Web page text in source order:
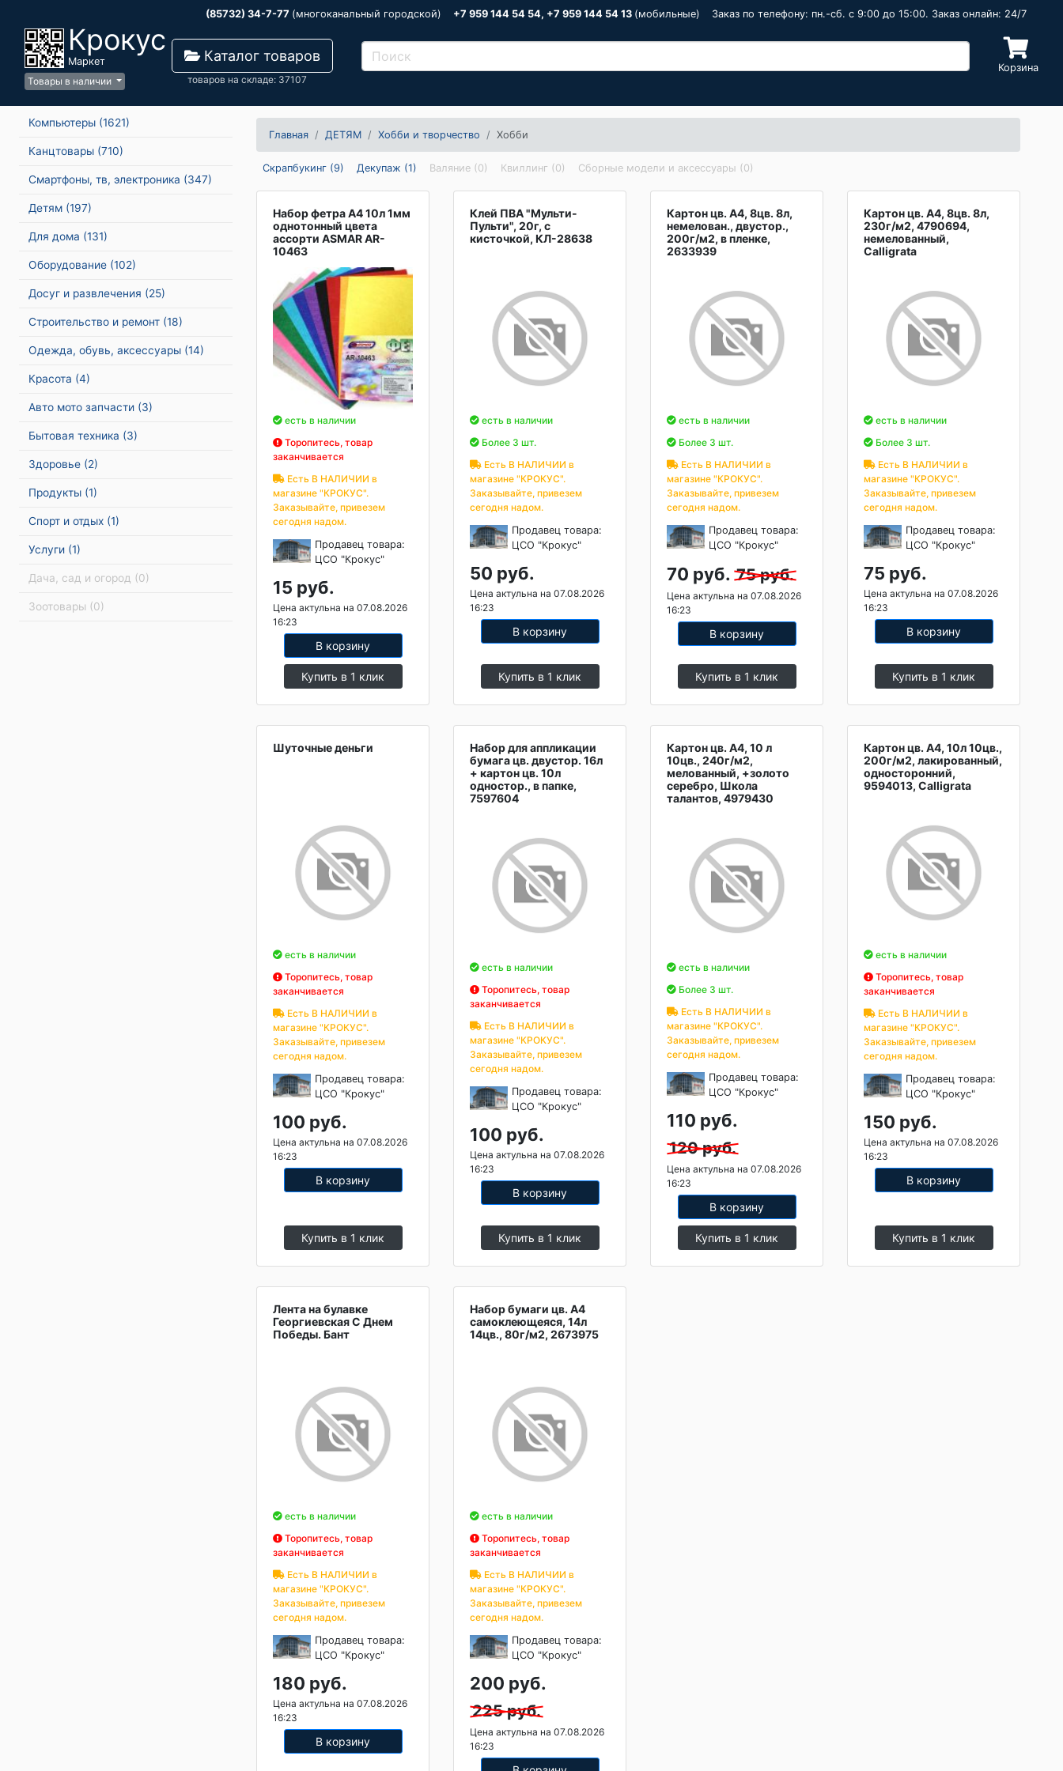
(85732) 34-7-77 (многоканальный городской) +7 959 144 54 54, +7 959 144 54 13 (мобильные) Заказ по телефону: пн.-сб. c 9:00 до 15:00. Заказ онлайн: 24/7
Крокус
Маркет
Товары в наличии
Каталог товаров
товаров на складе: 37107
Корзина
Компьютеры (1621)
Канцтовары (710)
Смартфоны, тв, электроника (347)
Детям (197)
Для дома (131)
Оборудование (102)
Досуг и развлечения (25)
Строительство и ремонт (18)
Одежда, обувь, аксессуары (14)
Красота (4)
Авто мото запчасти (3)
Бытовая техника (3)
Здоровье (2)
Продукты (1)
Спорт и отдых (1)
Услуги (1)
Дача, сад и огород (0)
Зоотовары (0)
Главная ДЕТЯМ Хобби и творчество Хобби
Скрапбукинг (9) Декупаж (1) Валяние (0) Квиллинг (0) Сборные модели и аксессуары (0)
Набор фетра А4 10л 1мм
однотонный цвета
ассорти ASMAR AR-
10463
есть в наличии
Торопитесь, товар
заканчивается
Есть В НАЛИЧИИ в
магазине "КРОКУС".
Заказывайте, привезем
сегодня надом.
Продавец товара:
ЦСО "Крокус"
15 руб.
Цена актульна на 07.08.2026
16:23
В корзину
Купить в 1 клик
Клей ПВА "Мульти-
Пульти", 20г, с
кисточкой, КЛ-28638
есть в наличии
Более 3 шт.
Есть В НАЛИЧИИ в
магазине "КРОКУС".
Заказывайте, привезем
сегодня надом.
Продавец товара:
ЦСО "Крокус"
50 руб.
Цена актульна на 07.08.2026
16:23
В корзину
Купить в 1 клик
Картон цв. А4, 8цв. 8л,
немелован., двустор.,
200г/м2, в пленке,
2633939
есть в наличии
Более 3 шт.
Есть В НАЛИЧИИ в
магазине "КРОКУС".
Заказывайте, привезем
сегодня надом.
Продавец товара:
ЦСО "Крокус"
70 руб. 75 руб.
Цена актульна на 07.08.2026
16:23
В корзину
Купить в 1 клик
Картон цв. А4, 8цв. 8л,
230г/м2, 4790694,
немелованный,
Calligrata
есть в наличии
Более 3 шт.
Есть В НАЛИЧИИ в
магазине "КРОКУС".
Заказывайте, привезем
сегодня надом.
Продавец товара:
ЦСО "Крокус"
75 руб.
Цена актульна на 07.08.2026
16:23
В корзину
Купить в 1 клик
Шуточные деньги
есть в наличии
Торопитесь, товар
заканчивается
Есть В НАЛИЧИИ в
магазине "КРОКУС".
Заказывайте, привезем
сегодня надом.
Продавец товара:
ЦСО "Крокус"
100 руб.
Цена актульна на 07.08.2026
16:23
В корзину
Купить в 1 клик
Набор для аппликации
бумага цв. двустор. 16л
+ картон цв. 10л
одностор., в папке,
7597604
есть в наличии
Торопитесь, товар
заканчивается
Есть В НАЛИЧИИ в
магазине "КРОКУС".
Заказывайте, привезем
сегодня надом.
Продавец товара:
ЦСО "Крокус"
100 руб.
Цена актульна на 07.08.2026
16:23
В корзину
Купить в 1 клик
Картон цв. А4, 10 л
10цв., 240г/м2,
мелованный, +золото
серебро, Школа
талантов, 4979430
есть в наличии
Более 3 шт.
Есть В НАЛИЧИИ в
магазине "КРОКУС".
Заказывайте, привезем
сегодня надом.
Продавец товара:
ЦСО "Крокус"
110 руб.
120 руб.
Цена актульна на 07.08.2026
16:23
В корзину
Купить в 1 клик
Картон цв. А4, 10л 10цв.,
200г/м2, лакированный,
односторонний,
9594013, Calligrata
есть в наличии
Торопитесь, товар
заканчивается
Есть В НАЛИЧИИ в
магазине "КРОКУС".
Заказывайте, привезем
сегодня надом.
Продавец товара:
ЦСО "Крокус"
150 руб.
Цена актульна на 07.08.2026
16:23
В корзину
Купить в 1 клик
Лента на булавке
Георгиевская С Днем
Победы. Бант
есть в наличии
Торопитесь, товар
заканчивается
Есть В НАЛИЧИИ в
магазине "КРОКУС".
Заказывайте, привезем
сегодня надом.
Продавец товара:
ЦСО "Крокус"
180 руб.
Цена актульна на 07.08.2026
16:23
В корзину
Набор бумаги цв. А4
самоклеющеяся, 14л
14цв., 80г/м2, 2673975
есть в наличии
Торопитесь, товар
заканчивается
Есть В НАЛИЧИИ в
магазине "КРОКУС".
Заказывайте, привезем
сегодня надом.
Продавец товара:
ЦСО "Крокус"
200 руб.
225 руб.
Цена актульна на 07.08.2026
16:23